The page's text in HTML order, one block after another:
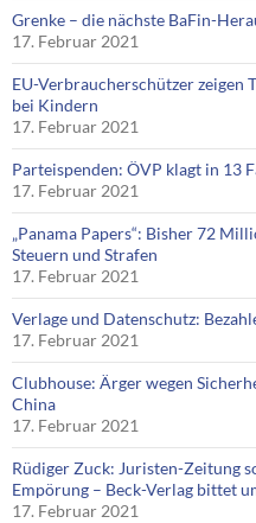
Grenke – die nächste BaFin-
17. Februar 2021
EU-Verbraucherschützer zeigen
bei Kindern
17. Februar 2021
Parteispenden: ÖVP klagt in 13
17. Februar 2021
„Panama Papers“: Bisher 72
Steuern und Strafen
17. Februar 2021
Verlage und Datenschutz:
17. Februar 2021
Clubhouse: Ärger wegen
China
17. Februar 2021
Rüdiger Zuck: Juristen-Zeitung
Empörung – Beck-Verlag bittet
17. Februar 2021